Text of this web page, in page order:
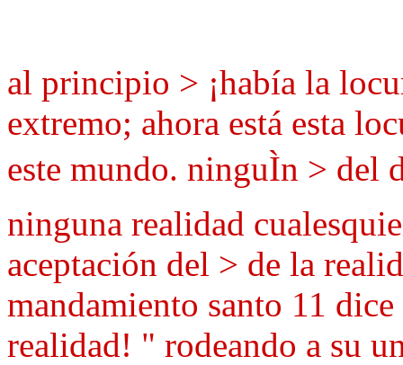
al principio > ¡había la
extremo; ahora está esta
este mundo. ninguÌn > del
ninguna realidad
aceptación del > de la
mandamiento santo 11
realidad! " rodeando a su